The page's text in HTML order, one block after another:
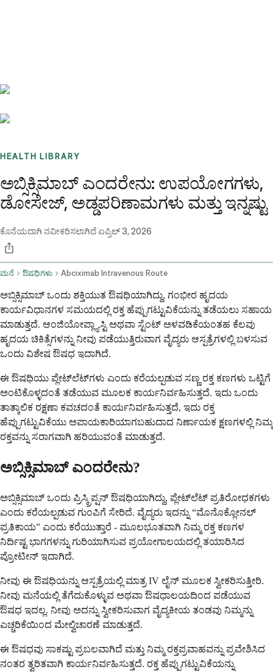
HEALTH LIBRARY
ಅಬ್ಸಿಕ್ಸಿಮಾಬ್ ಎಂದರೇನು: ಉಪಯೋಗಗಳು,
ಡೋಸೇಜ್, ಅಡ್ಡಪರಿಣಾಮಗಳು ಮತ್ತು ಇನ್ನಷ್ಟು
ಕೊನೆಯದಾಗಿ ನವೀಕರಿಸಲಾಗಿದೆಏಪ್ರಿಲ್ 3, 2026
ಮನೆ ಔಷಧಿಗಳು Abciximab Intravenous Route
ಅಬ್ಸಿಕ್ಸಿಮಾಬ್ ಒಂದು ಶಕ್ತಿಯುತ ಔಷಧಿಯಾಗಿದ್ದು, ಗಂಭೀರ ಹೃದಯ
ಕಾರ್ಯವಿಧಾನಗಳ ಸಮಯದಲ್ಲಿ ರಕ್ತ ಹೆಪ್ಪುಗಟ್ಟುವಿಕೆಯನ್ನು ತಡೆಯಲು ಸಹಾಯ
ಮಾಡುತ್ತದೆ. ಆಂಜಿಯೋಪ್ಲ್ಯಾಸ್ಟಿ ಅಥವಾ ಸ್ಟೆಂಟ್ ಅಳವಡಿಕೆಯಂತಹ ಕೆಲವು
ಹೃದಯ ಚಿಕಿತ್ಸೆಗಳನ್ನು ನೀವು ಪಡೆಯುತ್ತಿರುವಾಗ ವೈದ್ಯರು ಆಸ್ಪತ್ರೆಗಳಲ್ಲಿ ಬಳಸುವ
ಒಂದು ವಿಶೇಷ ಔಷಧ ಇದಾಗಿದೆ.
ಈ ಔಷಧಿಯು ಪ್ಲೇಟ್‌ಲೆಟ್‌ಗಳು ಎಂದು ಕರೆಯಲ್ಪಡುವ ಸಣ್ಣ ರಕ್ತ ಕಣಗಳು ಒಟ್ಟಿಗೆ
ಅಂಟಿಕೊಳ್ಳದಂತೆ ತಡೆಯುವ ಮೂಲಕ ಕಾರ್ಯನಿರ್ವಹಿಸುತ್ತದೆ. ಇದು ಒಂದು
ತಾತ್ಕಾಲಿಕ ರಕ್ಷಣಾ ಕವಚದಂತೆ ಕಾರ್ಯನಿರ್ವಹಿಸುತ್ತದೆ, ಇದು ರಕ್ತ
ಹೆಪ್ಪುಗಟ್ಟುವಿಕೆಯು ಅಪಾಯಕಾರಿಯಾಗಬಹುದಾದ ನಿರ್ಣಾಯಕ ಕ್ಷಣಗಳಲ್ಲಿ ನಿಮ್ಮ
ರಕ್ತವನ್ನು ಸರಾಗವಾಗಿ ಹರಿಯುವಂತೆ ಮಾಡುತ್ತದೆ.
ಅಬ್ಸಿಕ್ಸಿಮಾಬ್ ಎಂದರೇನು?
ಅಬ್ಸಿಕ್ಸಿಮಾಬ್ ಒಂದು ಪ್ರಿಸ್ಕ್ರಿಪ್ಷನ್ ಔಷಧಿಯಾಗಿದ್ದು, ಪ್ಲೇಟ್‌ಲೆಟ್ ಪ್ರತಿರೋಧಕಗಳು
ಎಂದು ಕರೆಯಲ್ಪಡುವ ಗುಂಪಿಗೆ ಸೇರಿದೆ. ವೈದ್ಯರು ಇದನ್ನು “ಮೊನೊಕ್ಲೋನಲ್
ಪ್ರತಿಕಾಯ” ಎಂದು ಕರೆಯುತ್ತಾರೆ - ಮೂಲಭೂತವಾಗಿ ನಿಮ್ಮ ರಕ್ತ ಕಣಗಳ
ನಿರ್ದಿಷ್ಟ ಭಾಗಗಳನ್ನು ಗುರಿಯಾಗಿಸುವ ಪ್ರಯೋಗಾಲಯದಲ್ಲಿ ತಯಾರಿಸಿದ
ಪ್ರೋಟೀನ್ ಇದಾಗಿದೆ.
ನೀವು ಈ ಔಷಧಿಯನ್ನು ಆಸ್ಪತ್ರೆಯಲ್ಲಿ ಮಾತ್ರ IV ಲೈನ್ ಮೂಲಕ ಸ್ವೀಕರಿಸುತ್ತೀರಿ.
ನೀವು ಮನೆಯಲ್ಲಿ ತೆಗೆದುಕೊಳ್ಳುವ ಅಥವಾ ಔಷಧಾಲಯದಿಂದ ಪಡೆಯುವ
ಔಷಧ ಇದಲ್ಲ. ನೀವು ಅದನ್ನು ಸ್ವೀಕರಿಸುವಾಗ ವೈದ್ಯಕೀಯ ತಂಡವು ನಿಮ್ಮನ್ನು
ಎಚ್ಚರಿಕೆಯಿಂದ ಮೇಲ್ವಿಚಾರಣೆ ಮಾಡುತ್ತದೆ.
ಈ ಔಷಧವು ಸಾಕಷ್ಟು ಪ್ರಬಲವಾಗಿದೆ ಮತ್ತು ನಿಮ್ಮ ರಕ್ತಪ್ರವಾಹವನ್ನು ಪ್ರವೇಶಿಸಿದ
ನಂತರ ತ್ವರಿತವಾಗಿ ಕಾರ್ಯನಿರ್ವಹಿಸುತ್ತದೆ. ರಕ್ತ ಹೆಪ್ಪುಗಟ್ಟುವಿಕೆಯನ್ನು